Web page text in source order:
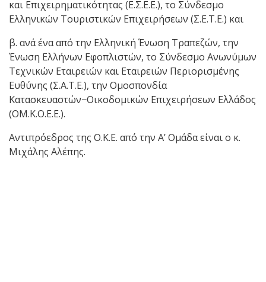
και Επιχειρηματικότητας (Ε.Σ.Ε.Ε.), το Σύνδεσμο
Ελληνικών Τουριστικών Επιχειρήσεων (Σ.Ε.Τ.Ε.) και
β. ανά ένα από την Ελληνική Ένωση Τραπεζών, την
Ένωση Ελλήνων Εφοπλιστών, το Σύνδεσμο Ανωνύμων
Τεχνικών Εταιρειών και Εταιρειών Περιορισμένης
Ευθύνης (Σ.Α.Τ.Ε.), την Ομοσπονδία
Κατασκευαστών−Οικοδομικών Επιχειρήσεων Ελλάδος
(ΟΜ.Κ.Ο.Ε.Ε.).
Αντιπρόεδρος της Ο.Κ.Ε. από την Α’ Ομάδα είναι ο κ.
Μιχάλης Αλέπης.